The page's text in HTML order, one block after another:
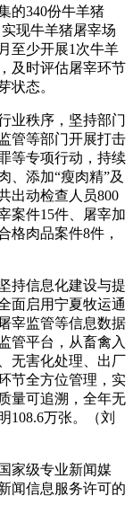
的340份牛羊猪
现牛羊猪屠宰场
至少开展1次牛羊
及时评估屠宰环节
状态。
秩序，坚持部门
管等部门开展打击
等专项行动，持续
、添加“瘦肉精”及
出动检查人员800
案件15件、屠宰加
格肉品案件8件，
信息化建设与提
面启用宁夏牧运通
宰监管等信息数据
管平台，从畜禽入
无害化处理、出厂
节全方位管理，实
量可追溯，全年无
108.6万张。（刘
家级专业新闻媒
闻信息服务许可的